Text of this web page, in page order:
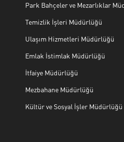
Park Bahçeler ve Mezarlıklar
Temizlik İşleri Müdürlüğü
Ulaşım Hizmetleri Müdürlüğü
Emlak İstimlak Müdürlüğü
İtfaiye Müdürlüğü
Mezbahane Müdürlüğü
Kültür ve Sosyal İşler Müdürlüğü